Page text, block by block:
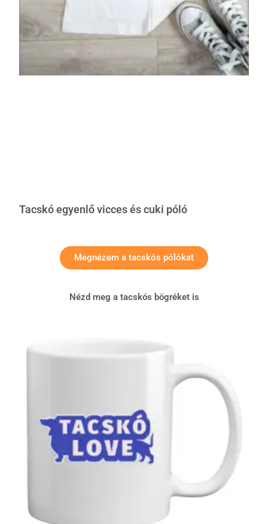
Tacskó egyenlő vicces és cuki póló
Megnézem a tacskós pólókat
Nézd meg a tacskós bögréket is